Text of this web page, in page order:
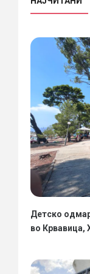
Детско
во Крвавица,